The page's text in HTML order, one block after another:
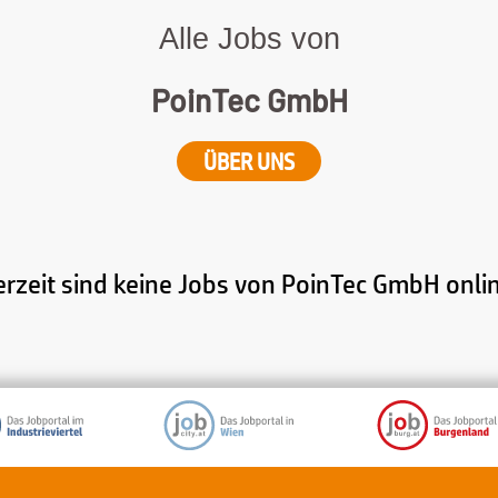
Alle Jobs von
PoinTec GmbH
ÜBER UNS
sind keine Jobs von PoinTec GmbH